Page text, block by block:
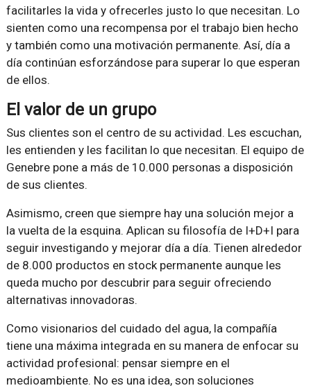
facilitarles la vida y ofrecerles justo lo que necesitan. Lo
sienten como una recompensa por el trabajo bien hecho
y también como una motivación permanente. Así, día a
día continúan esforzándose para superar lo que esperan
de ellos.
El valor de un grupo
Sus clientes son el centro de su actividad. Les escuchan,
les entienden y les facilitan lo que necesitan. El equipo de
Genebre pone a más de 10.000 personas a disposición
de sus clientes.
Asimismo, creen que siempre hay una solución mejor a
la vuelta de la esquina. Aplican su filosofía de I+D+I para
seguir investigando y mejorar día a día. Tienen alrededor
de 8.000 productos en stock permanente aunque les
queda mucho por descubrir para seguir ofreciendo
alternativas innovadoras.
Como visionarios del cuidado del agua, la compañía
tiene una máxima integrada en su manera de enfocar su
actividad profesional: pensar siempre en el
medioambiente. No es una idea, son soluciones